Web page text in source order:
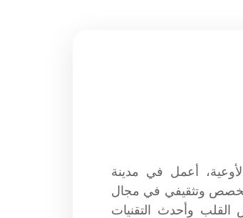
أعمل في مدينة
وتثقيفي في مجال
القلب وأحدث التقنيات